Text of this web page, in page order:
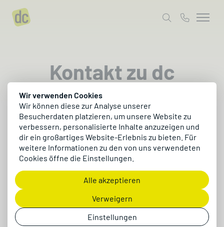
Wir verwenden Cookies
Wir können diese zur Analyse unserer
Besucherdaten platzieren, um unsere Website zu
verbessern, personalisierte Inhalte anzuzeigen und
dir ein großartiges Website-Erlebnis zu bieten. Für
weitere Informationen zu den von uns verwendeten
Cookies öffne die Einstellungen.
Alle akzeptieren
Verweigern
Einstellungen
Kontakt zu dc
Spreche uns an. Wir freuen uns, von dir zu hören!
Kundenservice
+49 9221 9652-100
Kontakt